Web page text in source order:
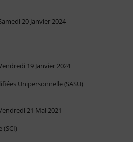
20 Janvier 2024
19 Janvier 2024
Unipersonnelle (SASU)
21 Mai 2021
(SCI)